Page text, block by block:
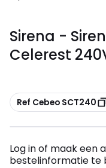
Sirena -
Celerest
Kopiëren
Ref Cebeo SCT240
Log in of maak een
bestelinformatie te